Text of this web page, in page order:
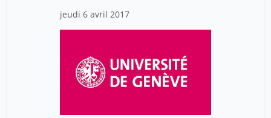
PUBLICITÉ ET LE TABAC
jeudi 6 avril 2017